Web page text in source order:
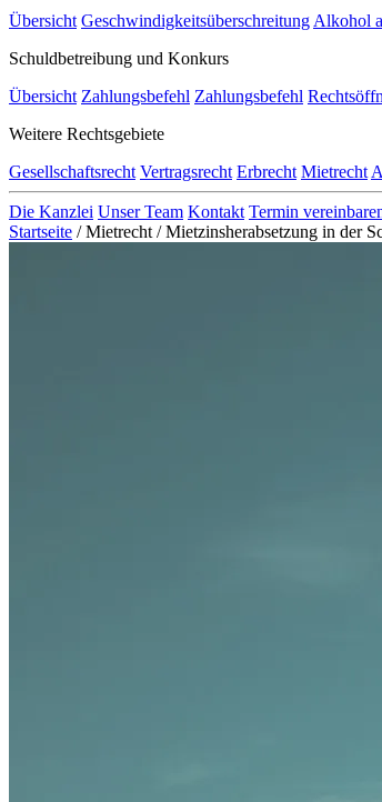
Übersicht Geschwindigkeitsüberschreitung Alkohol
Schuldbetreibung und Konkurs
Übersicht Zahlungsbefehl Zahlungsbefehl
Weitere Rechtsgebiete
Gesellschaftsrecht Vertragsrecht Erbrecht Mietrecht
Die Kanzlei Unser Team Kontakt Termin
Startseite / Mietrecht / Mietzinsherabsetzung in der